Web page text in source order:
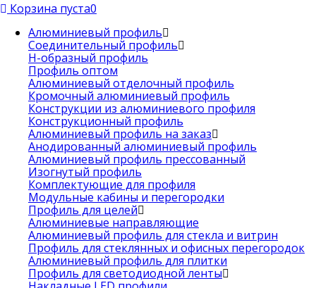
Корзина пуста0
Алюминиевый профиль
Соединительный профиль
Н-образный профиль
Профиль оптом
Алюминиевый отделочный профиль
Кромочный алюминиевый профиль
Конструкции из алюминиевого профиля
Конструкционный профиль
Алюминиевый профиль на заказ
Анодированный алюминиевый профиль
Алюминиевый профиль прессованный
Изогнутый профиль
Комплектующие для профиля
Модульные кабины и перегородки
Профиль для целей
Алюминиевые направляющие
Алюминиевый профиль для стекла и витрин
Профиль для стеклянных и офисных перегородок
Алюминиевый профиль для плитки
Профиль для светодиодной ленты